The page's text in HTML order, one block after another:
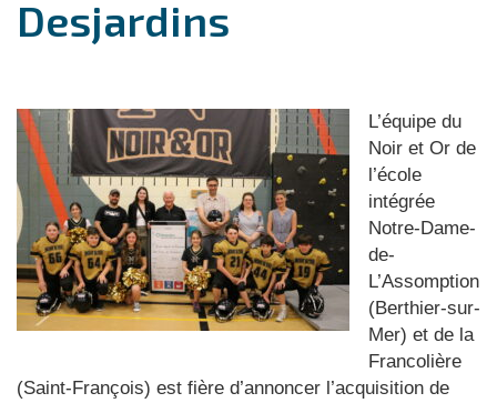
Desjardins
L’équipe du
Noir et Or de
l’école
intégrée
Notre-Dame-
de-
L’Assomption
(Berthier-sur-
Mer) et de la
Francolière
(Saint-François) est fière d’annoncer l’acquisition de